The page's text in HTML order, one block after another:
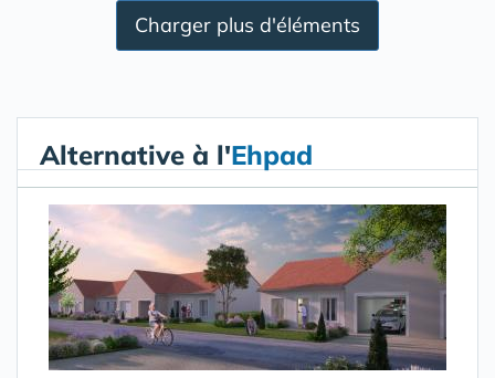
Charger plus d'éléments
Alternative à l'Ehpad